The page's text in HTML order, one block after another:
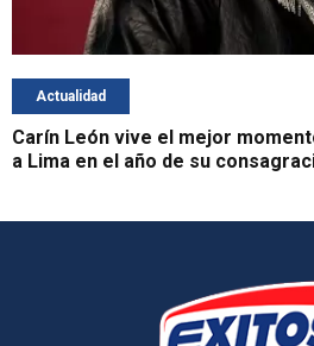
Actualidad
Carín León vive el mejor
a Lima en el año de su